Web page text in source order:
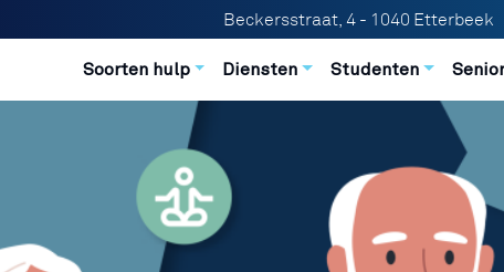
Beckersstraat, 4 - 1040 Etterbeek
Navigation principale
Soorten hulp Diensten Studenten